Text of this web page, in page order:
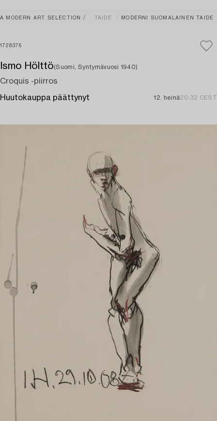
A MODERN ART SELECTION TAIDE MODERNI SUOMALAINEN TAIDE
1728376
Ismo Hölttö(Suomi, Syntymävuosi 1940)
Croquis -piirros
Huutokauppa päättynyt 12. heinä20:32 CEST